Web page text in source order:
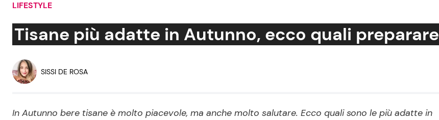
Social News
Moda e Style Dolci
LIFESTYLE
Tisane più adatte in Autunno, ecco quali preparare
SISSI DE ROSA
In Autunno bere tisane è molto piacevole, ma anche molto salutare. Ecco quali sono le più adatte in